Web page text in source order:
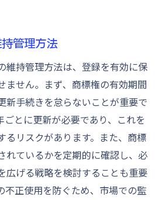
管理方法
維持管理方法は、登録を有効に保
ません。まず、商標権の有効期間
新手続きを怠らないことが重要で
ごとに更新が必要であり、これを
るリスクがあります。また、商標
れているかを定期的に確認し、必
広げる戦略を検討することも重要
不正使用を防ぐため、市場での監